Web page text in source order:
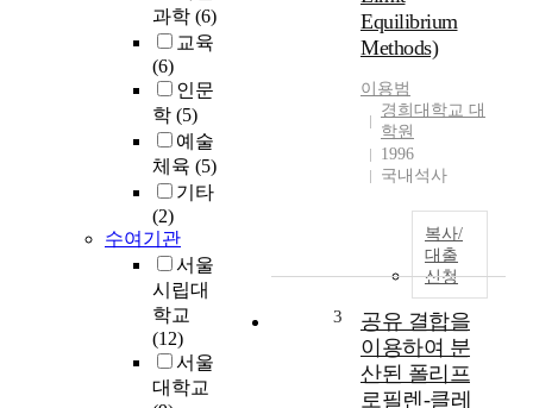
과학 (6)
교육
(6)
인문
학 (5)
예술
체육 (5)
기타
(2)
수여기관
서울
시립대
학교
(12)
서울
대학교
Equilibrium
Methods)
이용범
경희대학교 대
학원
1996
국내석사
복사/
대출
신청
3
공유 결합을
이용하여 분
산된 폴리프
로필렌-클레